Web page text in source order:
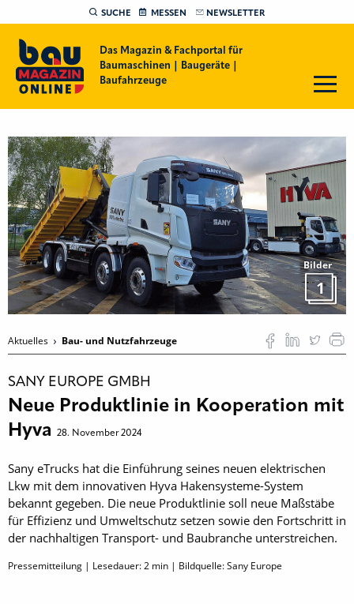
SUCHE MESSEN NEWSLETTER
Das Magazin & Fachportal für
Baumaschinen | Baugeräte |
Baufahrzeuge
Bilder
1
Aktuelles Bau- und Nutzfahrzeuge
SANY EUROPE GMBH
Neue Produktlinie in Kooperation mit
Hyva
28. November 2024
Sany eTrucks hat die Einführung seines neuen elektrischen
Lkw mit dem innovativen Hyva Hakensysteme-System
bekannt gegeben. Die neue Produktlinie soll neue Maßstäbe
für Effizienz und Umweltschutz setzen sowie den Fortschritt in
der nachhaltigen Transport- und Baubranche unterstreichen.
Pressemitteilung | Lesedauer:2 min | Bildquelle: Sany Europe